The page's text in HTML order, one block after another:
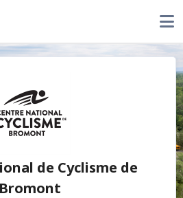
de Cyclisme de
Bromont